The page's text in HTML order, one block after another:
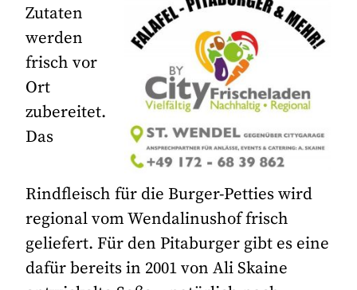
Zutaten
werden
frisch vor
Ort
zubereitet.
Das
Rindfleisch für die Burger-Petties wird
regional vom Wendalinushof frisch
geliefert. Für den Pitaburger gibt es eine
dafür bereits in 2001 von Ali Skaine